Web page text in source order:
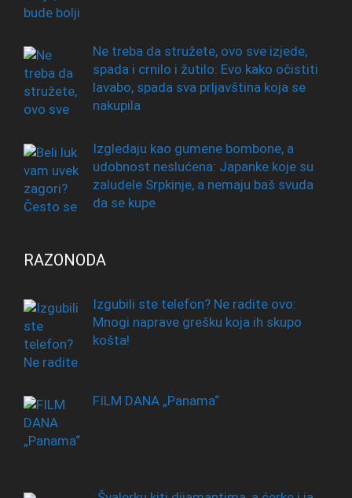
Ne treba da stružete, ovo sve izjede,
spada i crnilo i žutilo: Evo kako očistiti
lavabo, spada sva prljavština koja se
nakupila
Izgledaju kao gumene bombone, a
udobnost neslućena: Japanke koje su
zaludele Srpkinje, a nemaju baš svuda
da se kupe
RAZONODA
Izgubili ste telefon? Ne radite ovo:
Mnogi naprave grešku koja ih skupo
košta!
FILM DANA „Panama“